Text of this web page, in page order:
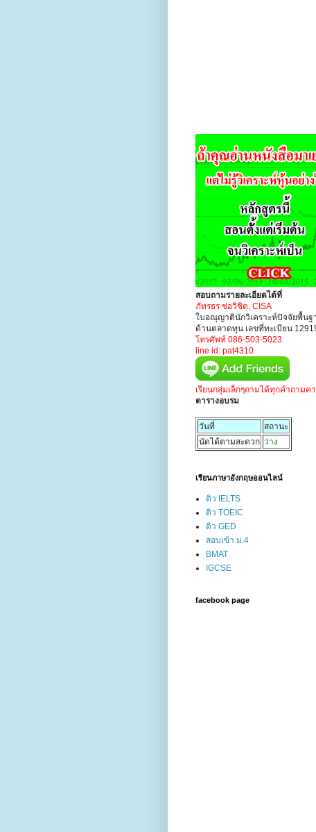
สอบถามรายละเอียดได้ที่
ภัทรธร ช่อวิชิต, CISA
ใบอณุญาตินักวิเคราะห์ปัจจัยพื้นฐ
ด้านตลาดทุน เลขที่ทะเบียน
โทรศัพท์ 086-503-5023
line id: pat4310
เรียนกลุ่มเล็กๆถามได้ทุกคำถามค
ตารางอบรม
วันที่
สถานะ
นัดได้ตามสะดวก ว่าง
เรียนภาษาอังกฤษออนไลน์
ติว IELTS
ติว TOEIC
ติว GED
สอบเข้า ม.4
BMAT
IGCSE
facebook page